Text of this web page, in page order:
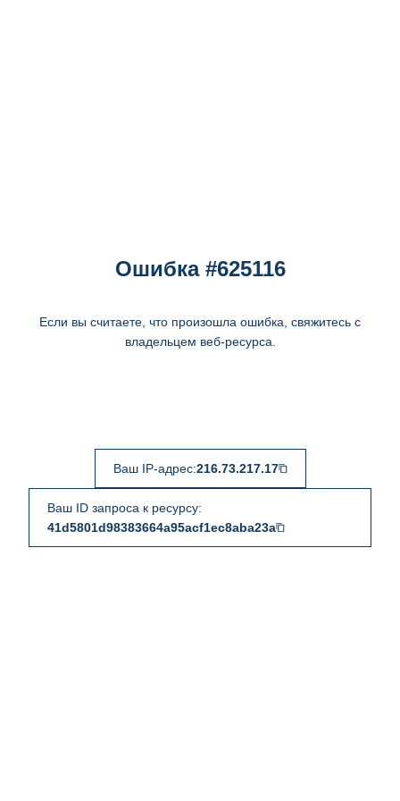
Ошибка #625116
Если вы считаете, что произошла ошибка, свяжитесь с
владельцем веб-ресурса.
Ваш IP-адрес:216.73.217.17
Ваш ID запроса к ресурсу:
41d5801d98383664a95acf1ec8aba23a